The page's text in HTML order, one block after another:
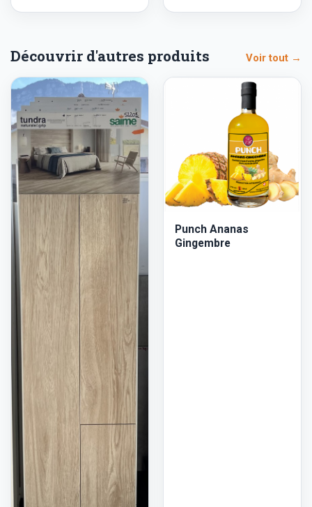
Découvrir d'autres produits Voir tout →
Punch Ananas
Gingembre